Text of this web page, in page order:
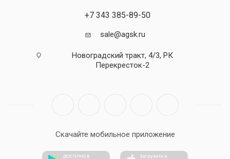
+7 343 385-89-50
sale@agsk.ru
Новоградский тракт, 4/3, РК
Перекресток-2
Скачайте мобильное приложение